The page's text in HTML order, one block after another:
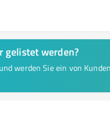
gelistet werden?
werden Sie ein von